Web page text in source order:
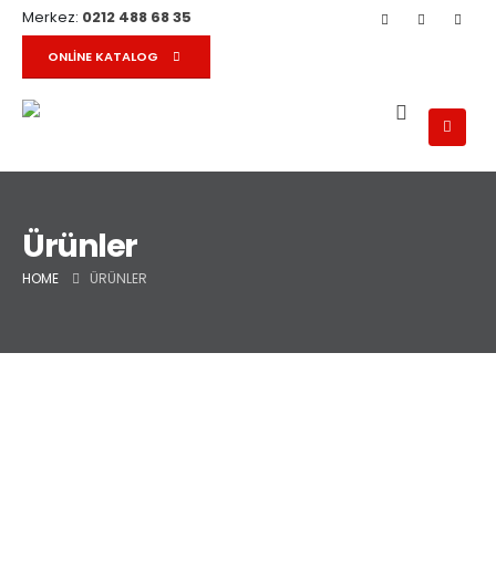
Merkez: 0212 488 68 35
ONLINE KATALOG
Ürünler
HOME ÜRÜNLER